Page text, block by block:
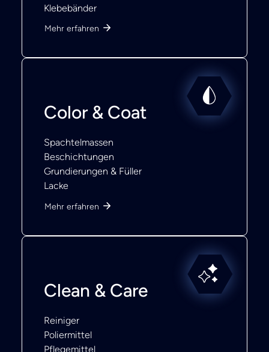
Klebebänder
Mehr erfahren
Color & Coat
Spachtelmassen
Beschichtungen
Grundierungen & Füller
Lacke
Mehr erfahren
Clean & Care
Reiniger
Poliermittel
Pflegemittel